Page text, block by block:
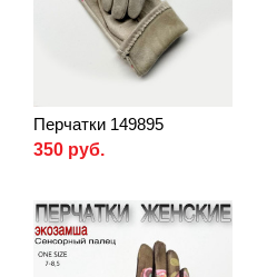
Перчатки 149895
350 руб.